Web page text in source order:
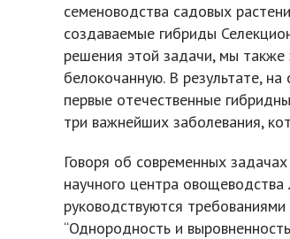
семеноводства садовых
создаваемые гибриды
решения этой задачи, мы также
белокочанную. В результате,
первые отечественные
три важнейших заболевания,
Говоря об современных
научного центра овощеводства
руководствуются
“Однородность и